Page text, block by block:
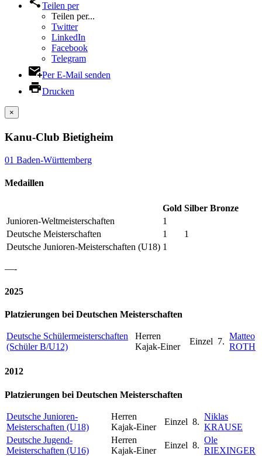
Teilen per
Teilen per...
Twitter
LinkedIn
Facebook
Telegram
Per E-Mail senden
Drucken
×
Kanu-Club Bietigheim
01 Baden-Württemberg
Medaillen
Gold Silber Bronze
Junioren-Weltmeisterschaften
1
Deutsche Meisterschaften
1
1
Deutsche Junioren-Meisterschaften (U18) 1
—-
2025
Platzierungen bei Deutschen Meisterschaften
Deutsche Schülermeisterschaften
(Schüler B/U12)
Herren
Kajak-Einer
Einzel 7.
Matteo
ROTH
2012
Platzierungen bei Deutschen Meisterschaften
Deutsche Junioren-
Meisterschaften (U18)
Herren
Kajak-Einer
Einzel 8.
Niklas
KRAUSE
Deutsche Jugend-
Meisterschaften (U16)
Herren
Kajak-Einer
Einzel 8.
Ole
RIEXINGER